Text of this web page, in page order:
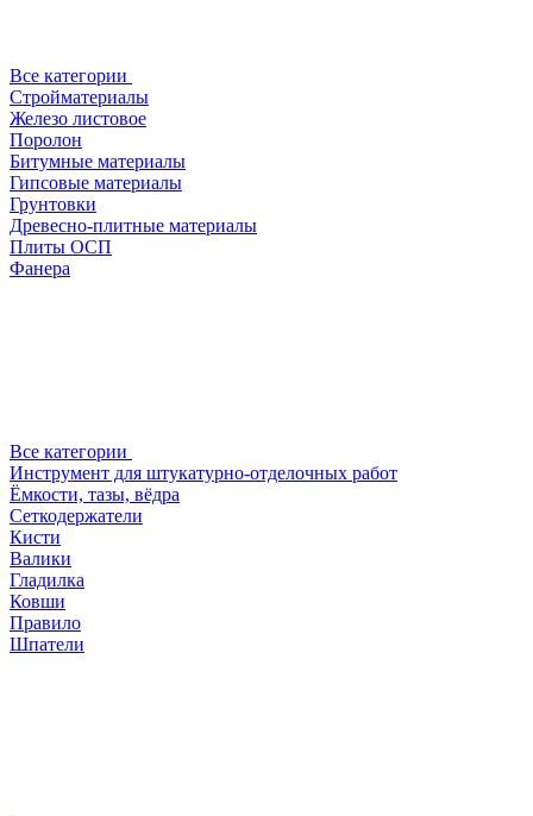
Все категории
Стройматериалы
Железо листовое
Поролон
Битумные материалы
Гипсовые материалы
Грунтовки
Древесно-плитные материалы
Плиты ОСП
Фанера
Все категории
Инструмент для штукатурно-отделочных работ
Ёмкости, тазы, вёдра
Сеткодержатели
Кисти
Валики
Гладилка
Ковши
Правило
Шпатели